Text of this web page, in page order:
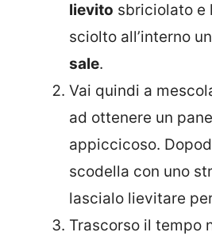
lievito sbriciolato e
sciolto all’interno
sale.
Vai quindi a
ad ottenere un
appiccicoso.
scodella con uno
lascialo lievitare
Trascorso il tempo